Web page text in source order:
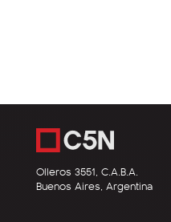
Olleros 3551, C.A.B.A.
Buenos Aires, Argentina